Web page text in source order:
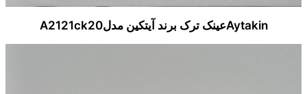
Aytakinعینک ترک برند آیتکین مدلA2121ck20